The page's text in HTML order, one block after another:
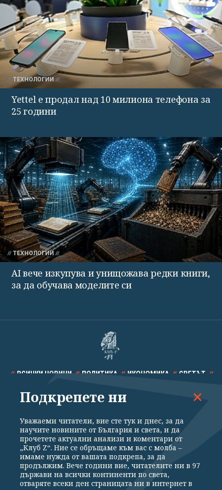
ТЕХНОЛОГИИ
Yettel е продал над 10 милиона телефона за
25 години
ТЕХНОЛОГИИ
AI вече изкупува и унищожава редки книги,
за да обучава моделите си
ВСИЧКИ НОВИНИ ПОЛИТИКА ИКОНОМИКА СВЕТЪТ
СПОРТ КУЛТУРА ТЕХНОЛОГИИ КАЛЕЙДОСКОП
Общи условия
Политика за поверителност
Реклама
Партньори Контакти За Клуб Z
Подкрепете ни
Уважаеми читатели, вие сте тук и днес, за да
научите новините от България и света, и да
прочетете актуални анализи и коментари от
„Клуб Z“. Ние се обръщаме към вас с молба –
имаме нужда от вашата подкрепа, за да
продължим. Вече години вие, читателите ни в 97
държави на всички континенти по света,
отваряте всеки ден страницата ни в интернет в